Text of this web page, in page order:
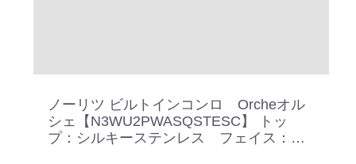
ノーリツ ビルトインコンロ Orcheオル
シェ【N3WU2PWASQSTESC】 トッ
プ：シルキーステンレス フェイス：ス